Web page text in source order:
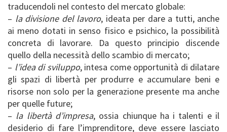
traducendoli nel contesto del mercato globale:
– la divisione del lavoro, ideata per dare a tutti, anche
ai meno dotati in senso fisico e psichico, la possibilità
concreta di lavorare. Da questo principio discende
quello della necessità dello scambio di mercato;
– l’idea di sviluppo, intesa come opportunità di dilatare
gli spazi di libertà per produrre e accumulare beni e
risorse non solo per la generazione presente ma anche
per quelle future;
– la libertà d’impresa, ossia chiunque ha i talenti e il
desiderio di fare l’imprenditore, deve essere lasciato